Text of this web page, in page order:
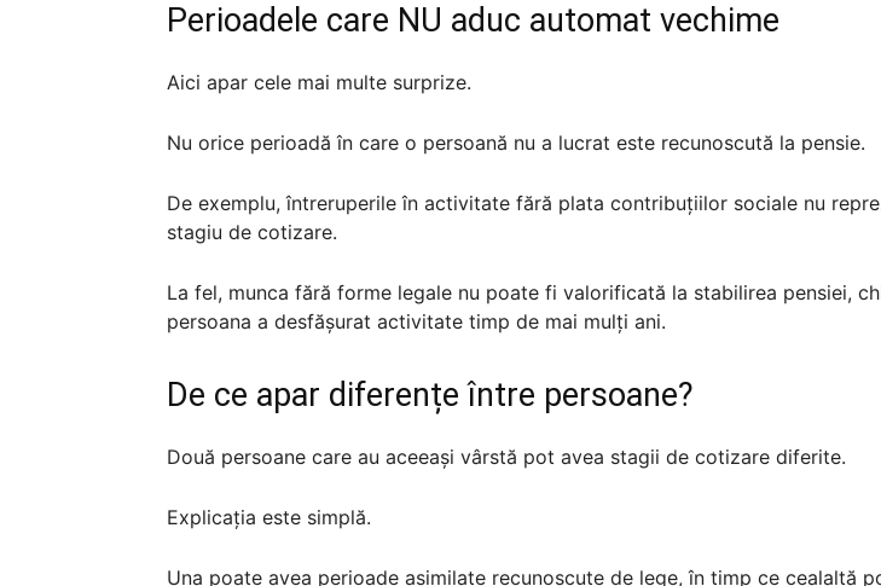
Perioadele care NU aduc automat vechime
Aici apar cele mai multe surprize.
Nu orice perioadă în care o persoană nu a lucrat este recunoscută la pensie.
De exemplu, întreruperile în activitate fără plata contribuțiilor sociale nu
stagiu de cotizare.
La fel, munca fără forme legale nu poate fi valorificată la stabilirea pensiei,
persoana a desfășurat activitate timp de mai mulți ani.
De ce apar diferențe între persoane?
Două persoane care au aceeași vârstă pot avea stagii de cotizare diferite.
Explicația este simplă.
Una poate avea perioade asimilate recunoscute de lege, în timp ce cealaltă